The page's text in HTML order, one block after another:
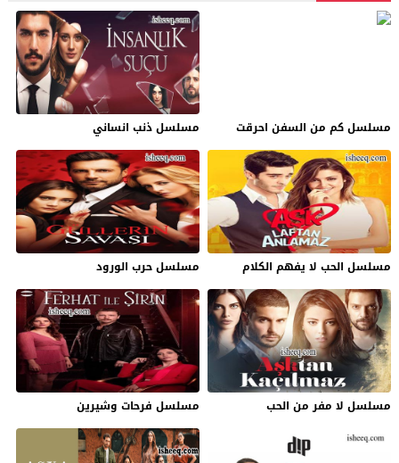
مسلسل كم من السفن احرقت مسلسل ذنب انساني
مسلسل الحب لا يفهم الكلام مسلسل حرب الورود
مسلسل لا مفر من الحب مسلسل فرحات وشيرين